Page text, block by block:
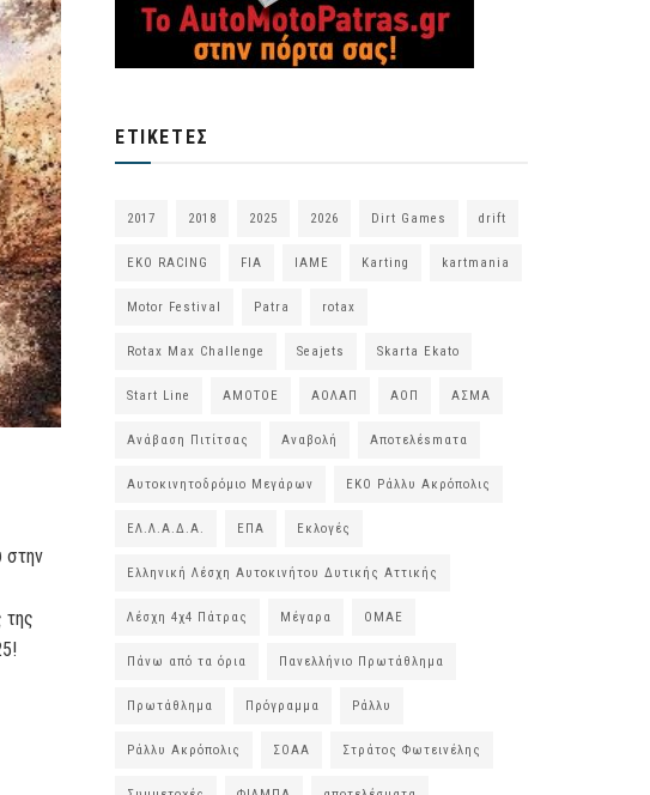
στην
της
ΕΤΙΚΈΤΕΣ
2017 2018 2025 2026 Dirt Games drift
EKO RACING FIA IAME Karting kartmania
Motor Festival Patra rotax
Rotax Max Challenge Seajets Skarta Ekato
Start Line ΑΜΟΤΟΕ ΑΟΛΑΠ ΑΟΠ ΑΣΜΑ
Ανάβαση Πιτίτσας Αναβολή Αποτελέsmατα
Αυτοκινητοδρόμιο Μεγάρων ΕΚΟ Ράλλυ Ακρόπολις
ΕΛ.Λ.Α.Δ.Α. ΕΠΑ Εκλογές
Ελληνική Λέσχη Αυτοκινήτου Δυτικής Αττικής
Λέσχη 4χ4 Πάτρας Μέγαρα ΟΜΑΕ
Πάνω από τα όρια Πανελλήνιο Πρωτάθλημα
Πρωτάθλημα Πρόγραμμα Ράλλυ
Ράλλυ Ακρόπολις ΣΟΑΑ Στράτος Φωτεινέλης